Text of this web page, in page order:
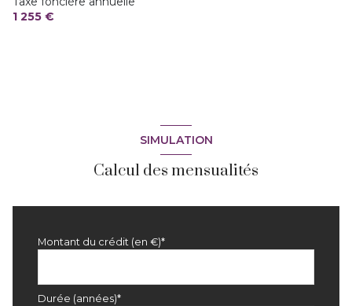
1 255 €
SIMULATION
Calcul des mensualités
Montant du crédit (en €)*
Durée (années)*